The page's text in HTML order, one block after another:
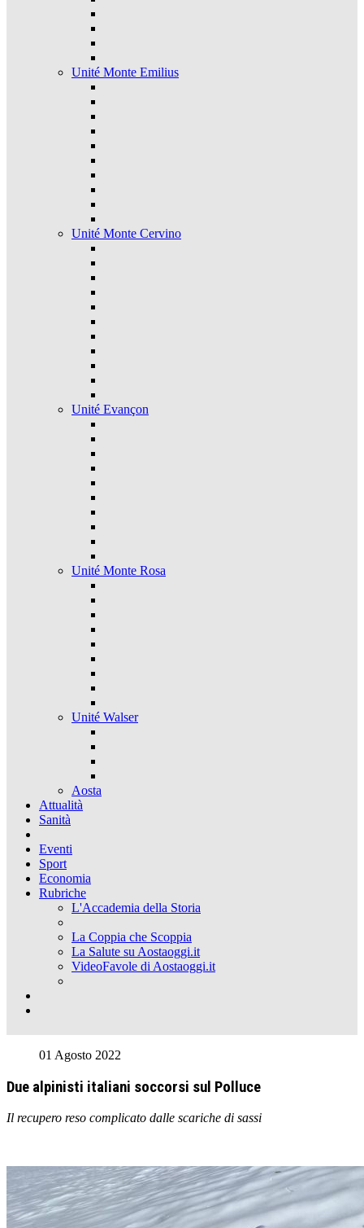
Unité Monte Emilius
Unité Monte Cervino
Unité Evançon
Unité Monte Rosa
Unité Walser
Aosta
Attualità
Sanità
Eventi
Sport
Economia
Rubriche
L'Accademia della Storia
La Coppia che Scoppia
La Salute su Aostaoggi.it
VideoFavole di Aostaoggi.it
01 Agosto 2022
Due alpinisti italiani soccorsi sul Polluce
Il recupero reso complicato dalle scariche di sassi